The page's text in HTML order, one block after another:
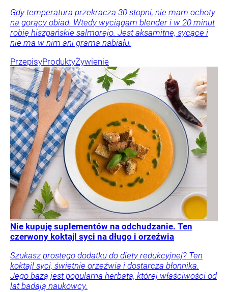
Gdy temperatura przekracza 30 stopni, nie mam ochoty
na gorący obiad. Wtedy wyciągam blender i w 20 minut
robię hiszpańskie salmorejo. Jest aksamitne, sycące i
nie ma w nim ani grama nabiału.
PrzepisyProduktyŻywienie
Nie kupuję suplementów na odchudzanie. Ten
czerwony koktajl syci na długo i orzeźwia
Szukasz prostego dodatku do diety redukcyjnej? Ten
koktajl syci, świetnie orzeźwia i dostarcza błonnika.
Jego bazą jest popularna herbata, której właściwości od
lat badają naukowcy.